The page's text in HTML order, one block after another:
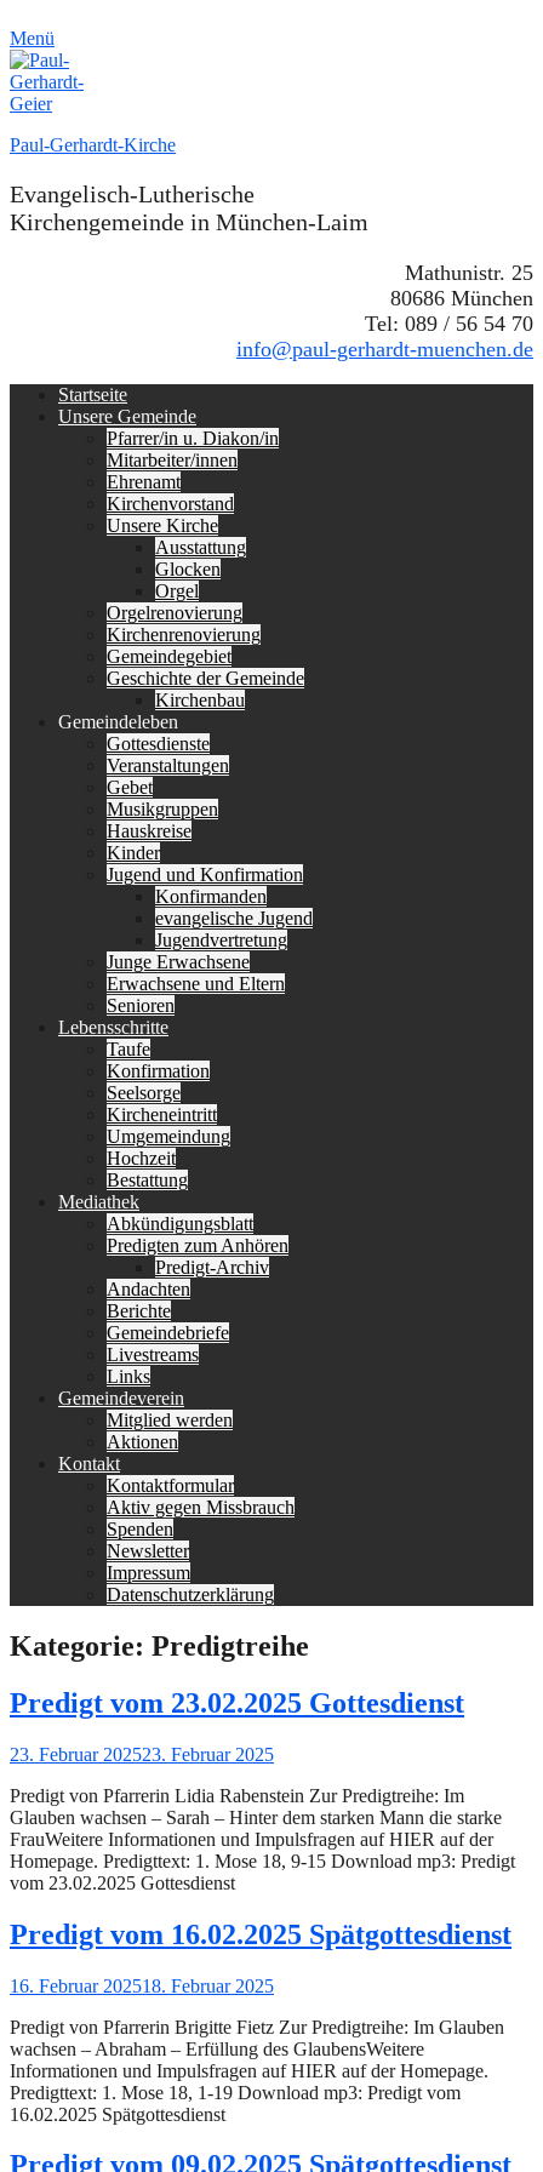
Menü
Paul-Gerhardt-Kirche
Evangelisch-Lutherische
Kirchengemeinde in München-Laim
Mathunistr. 25
80686 München
Tel: 089 / 56 54 70
info@paul-gerhardt-muenchen.de
Erstes
Menü
Startseite
Unsere Gemeinde
Pfarrer/in u. Diakon/in
Mitarbeiter/innen
Ehrenamt
Kirchenvorstand
Unsere Kirche
Ausstattung
Glocken
Orgel
Orgelrenovierung
Kirchenrenovierung
Gemeindegebiet
Geschichte der Gemeinde
Kirchenbau
Gemeindeleben
Gottesdienste
Veranstaltungen
Gebet
Musikgruppen
Hauskreise
Kinder
Jugend und Konfirmation
Konfirmanden
evangelische Jugend
Jugendvertretung
Junge Erwachsene
Erwachsene und Eltern
Senioren
Lebensschritte
Taufe
Konfirmation
Seelsorge
Kircheneintritt
Umgemeindung
Hochzeit
Bestattung
Mediathek
Abkündigungsblatt
Predigten zum Anhören
Predigt-Archiv
Andachten
Berichte
Gemeindebriefe
Livestreams
Links
Gemeindeverein
Mitglied werden
Aktionen
Kontakt
Kontaktformular
Aktiv gegen Missbrauch
Spenden
Newsletter
Impressum
Datenschutzerklärung
Kategorie: Predigtreihe
Predigt vom 23.02.2025 Gottesdienst
Gepostet
23. Februar 202523. Februar 2025
Predigt von Pfarrerin Lidia Rabenstein Zur Predigtreihe: Im
Glauben wachsen – Sarah – Hinter dem starken Mann die starke
FrauWeitere Informationen und Impulsfragen auf HIER auf der
Homepage. Predigttext: 1. Mose 18, 9-15 Download mp3: Predigt
vom 23.02.2025 Gottesdienst
Predigt vom 16.02.2025 Spätgottesdienst
Gepostet
16. Februar 202518. Februar 2025
Predigt von Pfarrerin Brigitte Fietz Zur Predigtreihe: Im Glauben
wachsen – Abraham – Erfüllung des GlaubensWeitere
Informationen und Impulsfragen auf HIER auf der Homepage.
Predigttext: 1. Mose 18, 1-19 Download mp3: Predigt vom
16.02.2025 Spätgottesdienst
Predigt vom 09.02.2025 Spätgottesdienst